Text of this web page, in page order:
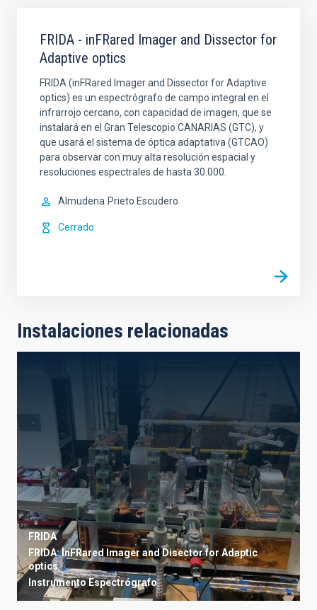
FRIDA - inFRared Imager and Dissector for
Adaptive optics
FRIDA (inFRared Imager and Dissector for Adaptive
optics) es un espectrógrafo de campo integral en el
infrarrojo cercano, con capacidad de imagen, que se
instalará en el Gran Telescopio CANARIAS (GTC), y
que usará el sistema de óptica adaptativa (GTCAO)
para observar con muy alta resolución espacial y
resoluciones espectrales de hasta 30.000.
Almudena Prieto Escudero
Cerrado
Instalaciones relacionadas
FRIDA
FRIDA: InFRared Imager and Disector for Adaptic
optics
InstrumentoEspectrógrafo